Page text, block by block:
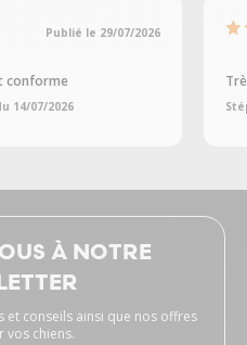
Publié le 29/07/2026
conforme
14/07/2026
À NOTRE
et conseils ainsi que nos offres
vos chiens.